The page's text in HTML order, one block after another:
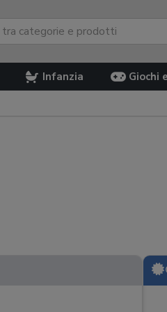
Infanzia Giochi